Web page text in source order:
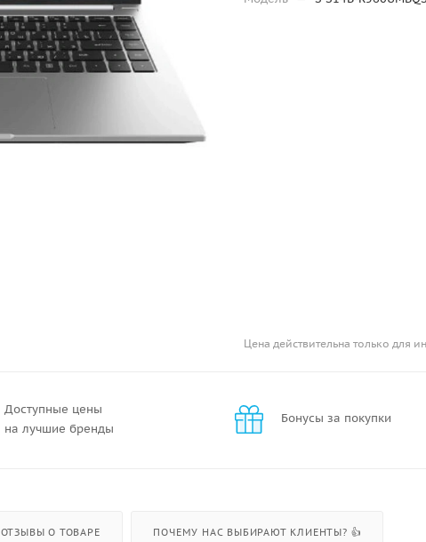
Цена действительна только для
Доступные цены
на лучшие бренды
Бонусы за покупки
ОТЗЫВЫ О ТОВАРЕ ПОЧЕМУ НАС ВЫБИРАЮТ КЛИЕНТЫ? 👍